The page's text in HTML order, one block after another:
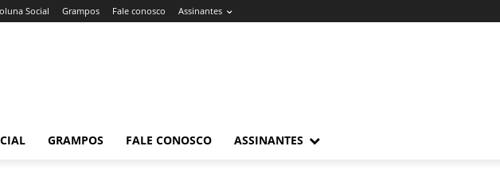
Social Grampos Fale conosco Assinantes
GRAMPOS FALE CONOSCO ASSINANTES